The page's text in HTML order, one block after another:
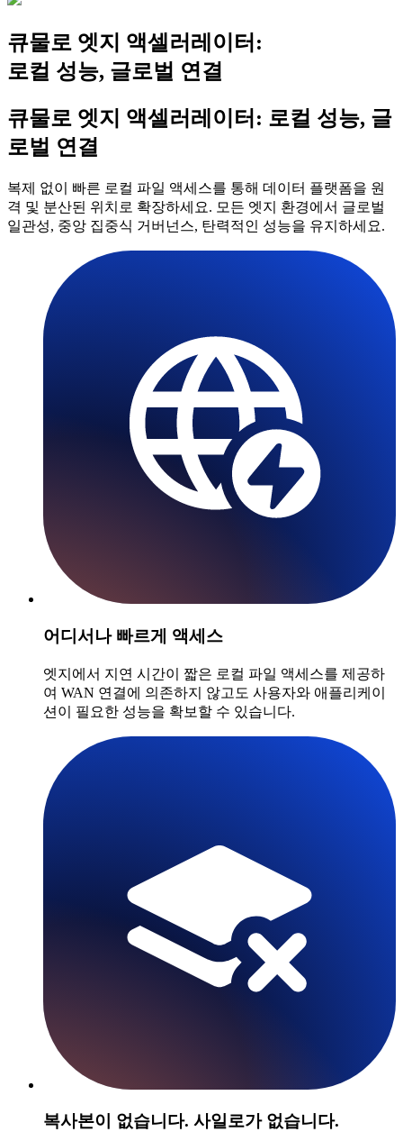
큐물로 엣지 액셀러레이터:
로컬 성능, 글로벌 연결
큐물로 엣지 액셀러레이터: 로컬 성능, 글
로벌 연결
복제 없이 빠른 로컬 파일 액세스를 통해 데이터 플랫폼을 원
격 및 분산된 위치로 확장하세요. 모든 엣지 환경에서 글로벌
일관성, 중앙 집중식 거버넌스, 탄력적인 성능을 유지하세요.
어디서나 빠르게 액세스
엣지에서 지연 시간이 짧은 로컬 파일 액세스를 제공하
여 WAN 연결에 의존하지 않고도 사용자와 애플리케이
션이 필요한 성능을 확보할 수 있습니다.
복사본이 없습니다. 사일로가 없습니다.